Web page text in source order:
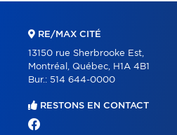
RE/MAX CITÉ
13150 rue Sherbrooke Est,
Montréal, Québec, H1A 4B1
Bur.: 514 644-0000
RESTONS EN CONTACT